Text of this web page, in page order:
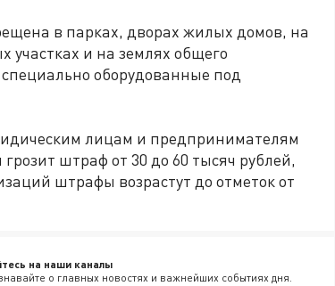
в парках, дворах жилых домов, на
и на землях общего
оборудованные под
лицам и предпринимателям
штраф от 30 до 60 тысяч рублей,
штрафы возрастут до отметок от
на наши каналы
о главных новостях и важнейших событиях дня.